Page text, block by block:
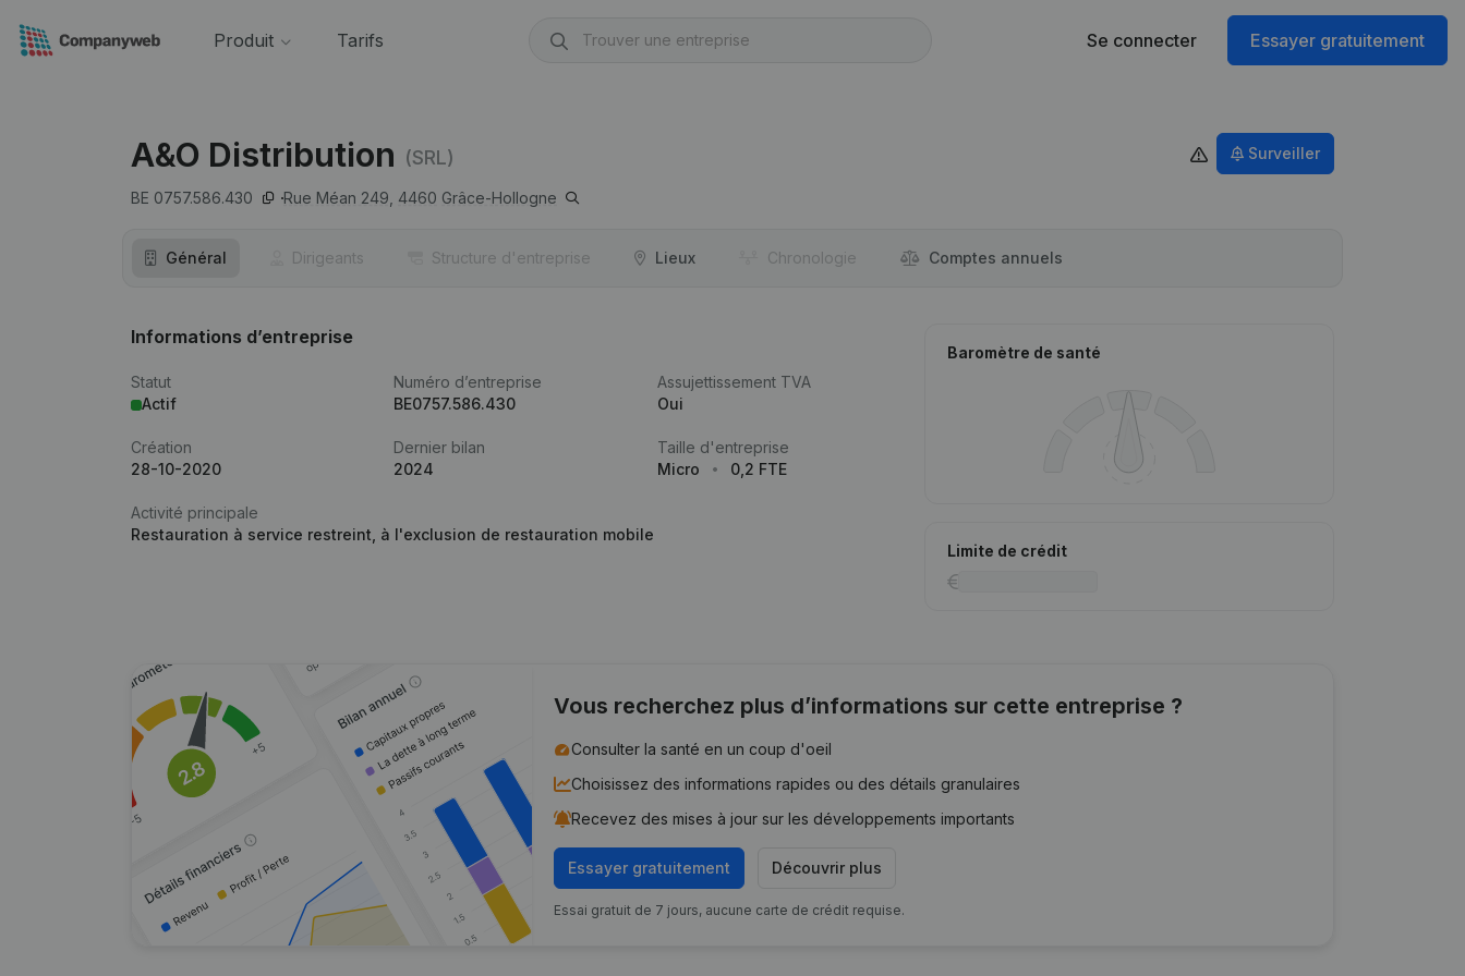
Produit Tarifs Se connecter Essayer gratuitement
A&O Distribution (SRL)
BE 0757.586.430 Rue Méan 249, 4460 Grâce-Hollogne
Surveiller
Général Dirigeants Structure d'entreprise Lieux Chronologie Comptes annuels
Informations d’entreprise
Statut
Actif
Numéro d’entreprise
BE0757.586.430
Assujettissement TVA
Oui
Création
28-10-2020
Dernier bilan
2024
Taille d'entreprise
Micro
0,2 FTE
Activité principale
Restauration à service restreint, à l'exclusion de restauration mobile
Baromètre de santé
Limite de crédit
Vous recherchez plus d’informations sur cette entreprise ?
Consulter la santé en un coup d'oeil
Choisissez des informations rapides ou des détails granulaires
Recevez des mises à jour sur les développements importants
Essayer gratuitement Découvrir plus
Essai gratuit de 7 jours, aucune carte de crédit requise.